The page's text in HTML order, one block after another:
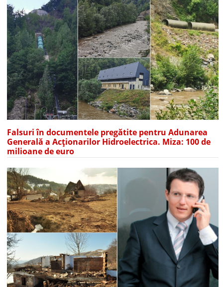
Falsuri în documentele pregătite pentru Adunarea
Generală a Acționarilor Hidroelectrica. Miza: 100 de
milioane de euro